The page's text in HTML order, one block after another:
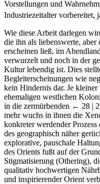
Industriezeitalter vorbereitet,
die ihn als liebenswerte,
erscheinen ließ, im
verwurzelt und noch in der
Kultur lebendig ist. Dies
Begleiterscheinungen wie
kein Hindernis dar. Je
ehemaligen westlichen
in die zermürbenden← 28 |
mehr wuchs in ihnen die
konkreter werdender
des geographisch näher
explorative, pauschale
des Orients fußt auf der
Stigmatisierung (Othering),
qualitativ hochwertigen
und inspirierender Orient
Menschen, erst recht nach